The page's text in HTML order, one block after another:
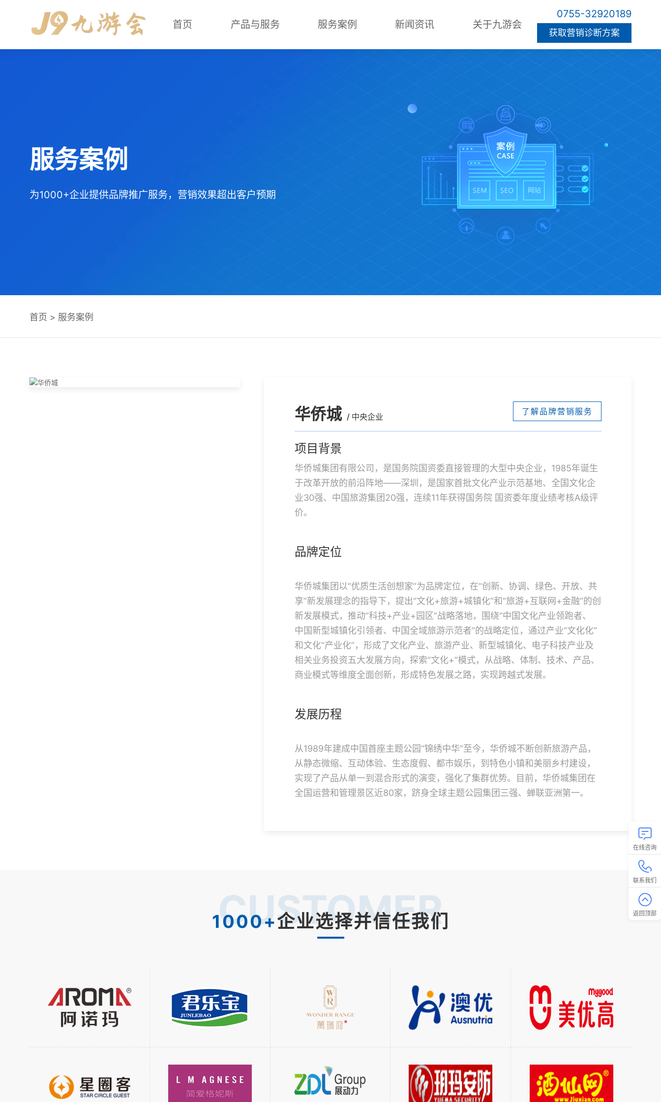
首页 产品与服务 服务案例 新闻资讯 关于九游会
0755-32920189
获取营销诊断方案
服务案例
为1000+企业提供品牌推广服务，营销效果超出客户预期
首页 > 服务案例
华侨城 / 中央企业
了解品牌营销服务
项目背景
华侨城集团有限公司，是国务院国资委直接管理的大型中央企业，1985年诞生
于改革开放的前沿阵地——深圳，是国家首批文化产业示范基地、全国文化企
业30强、中国旅游集团20强，连续11年获得国务院 国资委年度业绩考核A级评
价。
品牌定位
华侨城集团以“优质生活创想家”为品牌定位，在“创新、协调、绿色、开放、共
享”新发展理念的指导下，提出“文化+旅游+城镇化”和“旅游+互联网+金融”的创
新发展模式，推动“科技+产业+园区”战略落地，围绕“中国文化产业领跑者、
中国新型城镇化引领者、中国全域旅游示范者”的战略定位，通过产业“文化化”
和文化“产业化”，形成了文化产业、旅游产业、新型城镇化、电子科技产业及
相关业务投资五大发展方向，探索“文化+”模式，从战略、体制、技术、产品、
商业模式等维度全面创新，形成特色发展之路，实现跨越式发展。
发展历程
从1989年建成中国首座主题公园“锦绣中华”至今，华侨城不断创新旅游产品，
从静态微缩、互动体验、生态度假、都市娱乐，到特色小镇和美丽乡村建设，
实现了产品从单一到混合形式的演变，强化了集群优势。目前，华侨城集团在
全国运营和管理景区近80家，跻身全球主题公园集团三强、蝉联亚洲第一。
CUSTOMER
1000+企业选择并信任我们
在线咨询
联系我们
返回顶部